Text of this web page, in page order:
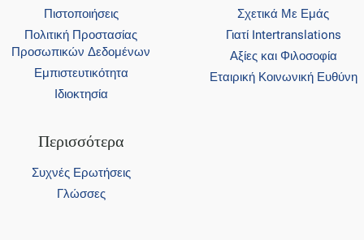
Πιστοποιήσεις
Πολιτική Προστασίας
Προσωπικών Δεδομένων
Εμπιστευτικότητα
Ιδιοκτησία
Σχετικά Με Εμάς
Γιατί Intertranslations
Αξίες και Φιλοσοφία
Εταιρική Κοινωνική Ευθύνη
Περισσότερα
Συχνές Ερωτήσεις
Γλώσσες